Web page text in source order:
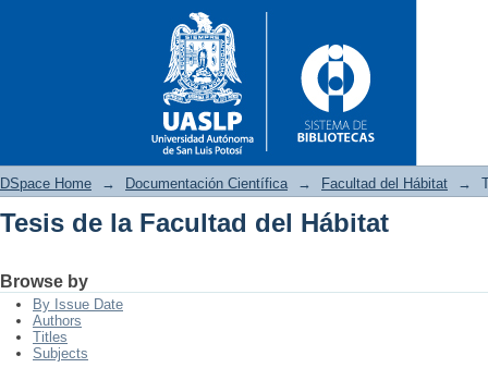
DSpace Home → Documentación Científica → Facultad del Hábitat →
Tesis de la Facultad del Hábitat
Browse by
By Issue Date
Authors
Titles
Subjects